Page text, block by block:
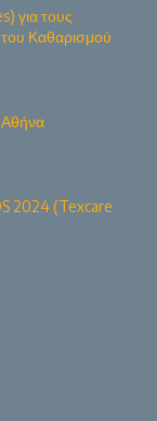
για τους
του Καθαρισμού
Αθήνα
2024 (Texcare